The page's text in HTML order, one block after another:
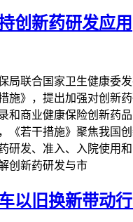
创新药研发应用
局联合国家卫生健康委
施》，提出加强对创新
和商业健康保险创新药
《若干措施》聚焦我国
研发、准入、入院使用
创新药研发与市
以旧换新带动